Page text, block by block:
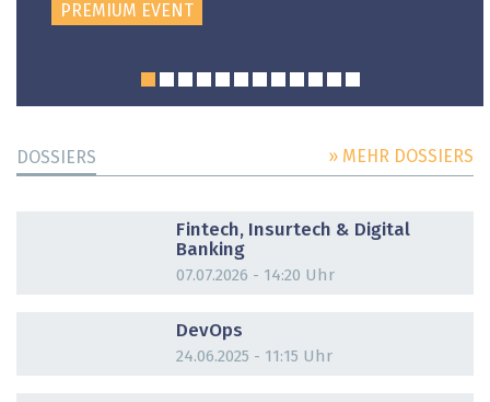
PREMIUM EVENT
DOSSIERS » MEHR DOSSIERS
Fintech, Insurtech & Digital
Banking
07.07.2026 - 14:20 Uhr
DevOps
24.06.2025 - 11:15 Uhr